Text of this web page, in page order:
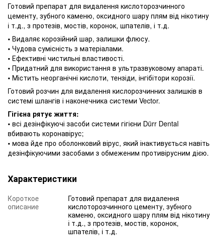
Готовий препарат для видалення кислоторозчинного
цементу, зубного каменю, оксидного шару плям від нікотину
і т.д., з протезів, мостів, коронок, шпателів, і т.д.
• Видаляє корозійний шар, залишки флюсу.
• Чудова сумісність з матеріалами.
• Ефективні чистильні властивості.
• Придатний для використання в ультразвуковому апараті.
• Містить неорганічні кислоти, тензіди, інгібітори корозії.
Готовий розчин для видалення кислорозчинних залишків в
системі шлангів і наконечника системи Vector.
Гігієна рятує життя:
• всі дезінфікуючі засоби системи гігієни Dürr Dental
вбивають коронавірус;
• мова йде про оболонковий вірус, який інактивується навіть
дезінфікуючими засобами з обмеженим противірусним дією.
Характеристики
Короткое
описание
Готовий препарат для видалення
кислоторозчинного цементу, зубного
каменю, оксидного шару плям від нікотину
і т.д., з протезів, мостів, коронок,
шпателів, і т.д.